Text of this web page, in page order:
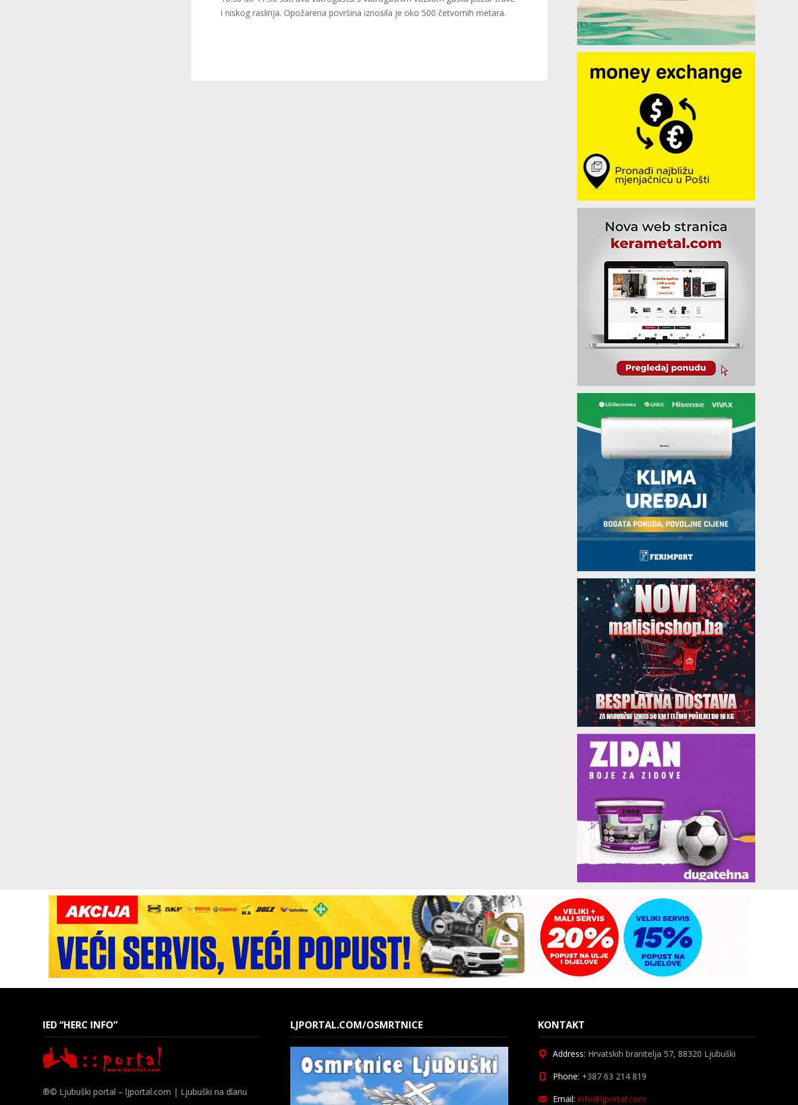
i niskog raslinja. Opožarena površina iznosila je oko 500 četvornih metara.
IED “HERC INFO”
®© Ljubuški portal – ljportal.com | Ljubuški na dlanu
LJPORTAL.COM/OSMRTNICE KONTAKT
Address: Hrvatskih branitelja 57, 88320 Ljubuški
Phone: +387 63 214 819
Email: info@ljportal.com